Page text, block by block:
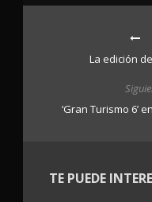
La edición
‘Gran Turismo 6’
TE PUEDE